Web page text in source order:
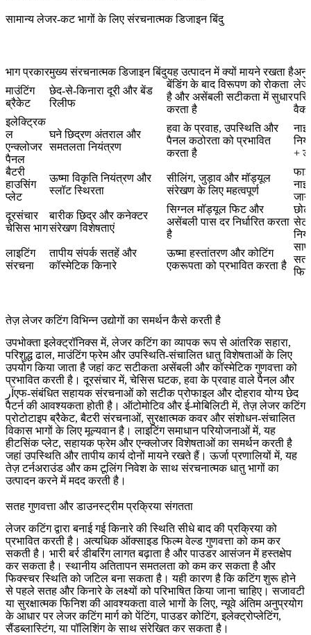
सामान्य लेजर-कट भागों के लिए संरचनात्मक डिजाइन बिंदु
भाग प्रकारमुख्य संरचनात्मक डिजाइन बिंदुयह उत्पादन में क्यों मायने रखता है
माउंटिंग
ब्रैकेट
छेद-से-किनारा दूरी और बेंड
रिलीफ
बेंडिंग के बाद विरूपण को रोकता
है और असेंबली सटीकता में सुधार
करता है
इलेक्ट्रिक
ल
एन्क्लोजर
पैनल
घने छिद्रण अंतराल और
समतलता नियंत्रण
हवा के प्रवाह, उपस्थिति और
पैनल कठोरता को प्रभावित
करता है
+
बैटरी
हाउसिंग
प्लेट
ऊष्मा विकृति नियंत्रण और
स्लॉट स्थिरता
सीलिंग, जुड़ाव और मॉड्यूल
संरेखण के लिए महत्वपूर्ण
दूरसंचार
चेसिस भाग
बारीक छिद्र और कनेक्टर
संरेखण विशेषताएं
सिग्नल मॉड्यूल फिट और
असेंबली पास दर निर्धारित करता
है
सेट
लाइटिंग
संरचना
तापीय संपर्क सतहें और
कॉस्मेटिक किनारे
ऊष्मा हस्तांतरण और कोटिंग
एकरूपता को प्रभावित करता है
तेज़ लेजर कटिंग विभिन्न उद्योगों का समर्थन कैसे करती है
उपभोक्ता इलेक्ट्रॉनिक्समें, लेजर कटिंग का व्यापक रूप से आंतरिक सहारा,
परिशुद्ध ढाल, माउंटिंग फ्रेम और उपस्थिति-संचालित धातु विशेषताओं के लिए
उपयोग किया जाता है जहां कट सटीकता असेंबली और कॉस्मेटिक गुणवत्ता को
प्रभावित करती है।दूरसंचारमें, चेसिस घटक, हवा के प्रवाह वाले पैनल और
آرएफ-संबंधित सहायक संरचनाओं को सटीक प्रोफाइल और दोहराव योग्य छेद
पैटर्न की आवश्यकता होती है। ऑटोमोटिव औरई-मोबिलिटीमें, तेज़ लेजर कटिंग
प्रोटोटाइप ब्रैकेट, बैटरी संरचनाओं, सुरक्षात्मक कवर और संशोधन-संचालित
विकास भागों के लिए मूल्यवान है।लाइटिंग समाधानपरियोजनाओं में, यह
हीटसिंक प्लेट, सहायक फ्रेम और एन्क्लोजर विशेषताओं का समर्थन करती है
जहां उपस्थिति और तापीय कार्य दोनों मायने रखते हैं।ऊर्जाप्रणालियों में, यह
तेज़ टर्नअराउंड और कम टूलिंग निवेश के साथ संरचनात्मक धातु भागों का
उत्पादन करने में मदद करती है।
सतह गुणवत्ता और डाउनस्ट्रीम प्रक्रिया संगतता
लेजर कटिंग द्वारा बनाई गई किनारे की स्थिति सीधे बाद की प्रक्रिया को
प्रभावित करती है। अत्यधिक ऑक्साइड फिल्म वेल्ड गुणवत्ता को कम कर
सकती है। भारी बर्र डीबरिंग लागत बढ़ाता है और पाउडर आसंजन में हस्तक्षेप
कर सकता है। स्थानीय अतितापन समतलता को कम कर सकता है और
फिक्स्चर स्थिति को जटिल बना सकता है। यही कारण है कि कटिंग शुरू होने
से पहले सतह और किनारे के लक्ष्यों को परिभाषित किया जाना चाहिए। सजावटी
या सुरक्षात्मक फिनिश की आवश्यकता वाले भागों के लिए, न्यूवे अंतिम अनुप्रयोग
के आधार पर लेजर कटिंग मार्ग कोपेंटिंग,पाउडर कोटिंग,इलेक्ट्रोप्लेटिंग,
सैंडब्लास्टिंग, यापॉलिशिंगके साथ संरेखित कर सकता है।